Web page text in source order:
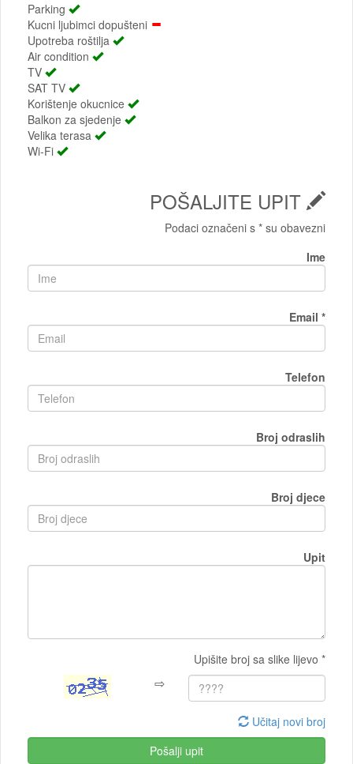
Parking
Kucni ljubimci dopušteni
Upotreba roštilja
Air condition
TV
SAT TV
Korištenje okucnice
Balkon za sjedenje
Velika terasa
Wi-Fi
POŠALJITE UPIT
Podaci označeni s * su obavezni
Ime
Email *
Telefon
Broj odraslih
Broj djece
Upit
Upišite broj sa slike lijevo *
⇨
Učitaj novi broj
Pošalji upit